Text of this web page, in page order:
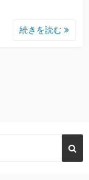
続きを読む